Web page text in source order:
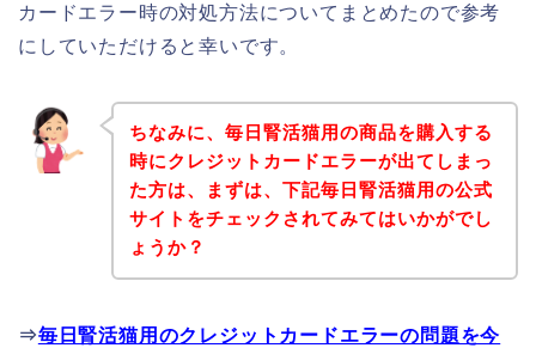
カードエラー時の対処方法についてまとめたので参考
にしていただけると幸いです。
ちなみに、毎日腎活猫用の商品を購入する
時にクレジットカードエラーが出てしまっ
た方は、まずは、下記毎日腎活猫用の公式
サイトをチェックされてみてはいかがでし
ょうか？
⇒毎日腎活猫用のクレジットカードエラーの問題を今